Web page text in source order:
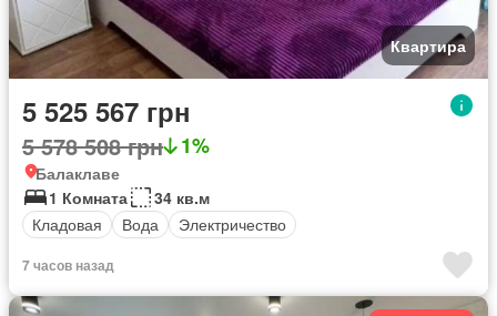
Квартира
5 525 567 грн
5 578 508 грн 1%
Балаклаве
1 Комната
34 кв.м
Кладовая
Вода Электричество
7 часов назад